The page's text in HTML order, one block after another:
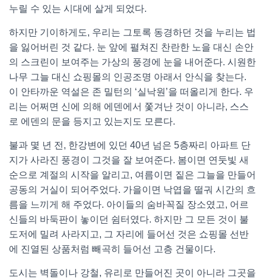
누릴 수 있는 시대에 살게 되었다.
하지만 기이하게도, 우리는 그토록 동경하던 것을 누리는 법
을 잃어버린 것 같다. 눈 앞에 펼쳐진 찬란한 노을 대신 손안
의 스크린이 보여주는 가상의 풍경에 눈을 내어준다. 시원한
나무 그늘 대신 쇼핑몰의 인공조명 아래서 안식을 찾는다.
이 안타까운 역설은 존 밀턴의 ‘실낙원’을 떠올리게 한다. 우
리는 어쩌면 신에 의해 에덴에서 쫓겨난 것이 아니라, 스스
로 에덴의 문을 등지고 있는지도 모른다.
불과 몇 년 전, 한강변에 있던 40년 넘은 5층짜리 아파트 단
지가 사라진 풍경이 그것을 잘 보여준다. 봄이면 연둣빛 새
순으로 계절의 시작을 알리고, 여름이면 짙은 그늘을 만들어
공동의 거실이 되어주었다. 가을이면 낙엽을 떨궈 시간의 흐
름을 느끼게 해 주었다. 아이들의 숨바꼭질 장소였고, 어르
신들의 바둑판이 놓이던 쉼터였다. 하지만 그 모든 것이 불
도저에 밀려 사라지고, 그 자리에 들어선 것은 쇼핑몰 선반
에 진열된 상품처럼 빼곡히 들어선 고층 건물이다.
도시는 벽돌이나 강철, 유리로 만들어진 곳이 아니라 그곳을